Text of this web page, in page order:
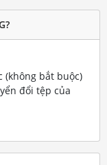
(không bắt buộc)
đổi tệp của